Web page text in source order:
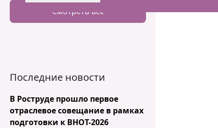
Смотреть все
Последние новости
В Роструде прошло первое
отраслевое совещание в рамках
подготовки к ВНОТ-2026